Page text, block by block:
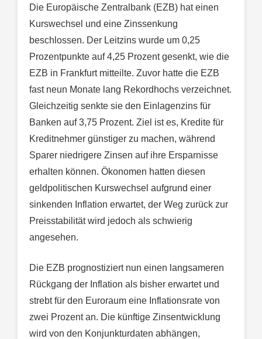
Die Europäische Zentralbank (EZB) hat einen
Kurswechsel und eine Zinssenkung
beschlossen. Der Leitzins wurde um 0,25
Prozentpunkte auf 4,25 Prozent gesenkt, wie die
EZB in Frankfurt mitteilte. Zuvor hatte die EZB
fast neun Monate lang Rekordhochs verzeichnet.
Gleichzeitig senkte sie den Einlagenzins für
Banken auf 3,75 Prozent. Ziel ist es, Kredite für
Kreditnehmer günstiger zu machen, während
Sparer niedrigere Zinsen auf ihre Ersparnisse
erhalten können. Ökonomen hatten diesen
geldpolitischen Kurswechsel aufgrund einer
sinkenden Inflation erwartet, der Weg zurück zur
Preisstabilität wird jedoch als schwierig
angesehen.
Die EZB prognostiziert nun einen langsameren
Rückgang der Inflation als bisher erwartet und
strebt für den Euroraum eine Inflationsrate von
zwei Prozent an. Die künftige Zinsentwicklung
wird von den Konjunkturdaten abhängen,